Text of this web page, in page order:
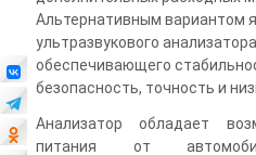
Альтернативным вариантом
ультразвукового
обеспечивающего
безопасность, точность и
Анализатор обладает
питания от